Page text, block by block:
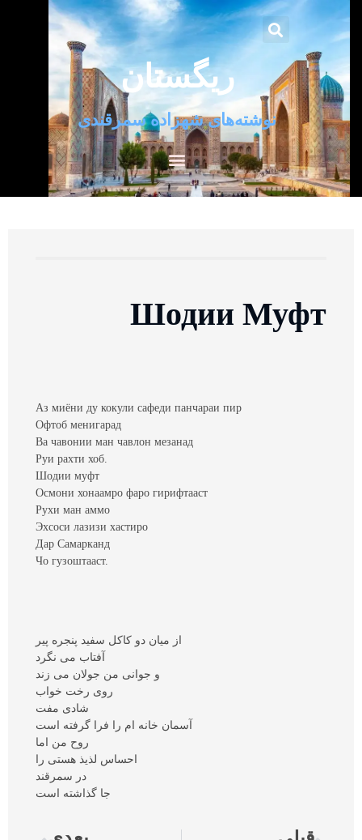
ریگستان
نوشته‌های شهزاده سمرقندی
Шодии Муфт
Аз миёни ду кокули сафеди панчараи пир
Офтоб менигарад
Ва чавонии ман чавлон мезанад
Руи рахти хоб.
Шодии муфт
Осмони хонаамро фаро гирифтааст
Рухи ман аммо
Эхсоси лазизи хастиро
Дар Самарканд
Чо гузоштааст.
از ميان دو کاکل سفيد پنجره پير
آفتاب می نگرد
و جوانی من جولان می زند
روی رخت خواب
شادی مفت
آسمان خانه ام را فرا گرفته است
روح من اما
احساس لذيذ هستی را
در سمرقند
جا گذاشته است